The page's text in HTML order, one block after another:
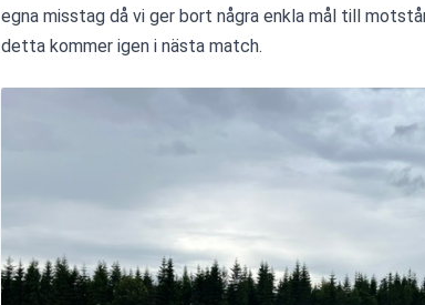
egna misstag då vi ger bort några enkla mål till
detta kommer igen i nästa match.